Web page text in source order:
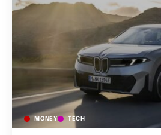
MONEY TECH